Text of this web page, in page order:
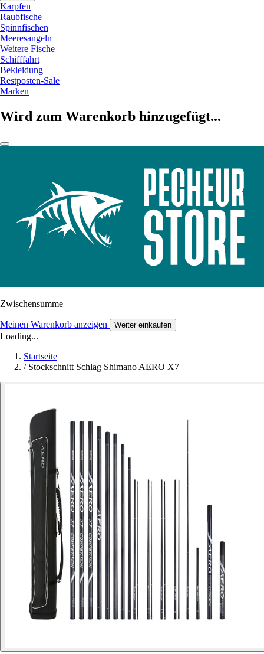
Karpfen
Raubfische
Spinnfischen
Meeresangeln
Weitere Fische
Schifffahrt
Bekleidung
Restposten-Sale
Marken
Wird zum Warenkorb hinzugefügt...
Zwischensumme
Meinen Warenkorb anzeigen Weiter einkaufen
Loading...
Startseite
/ Stockschnitt Schlag Shimano AERO X7